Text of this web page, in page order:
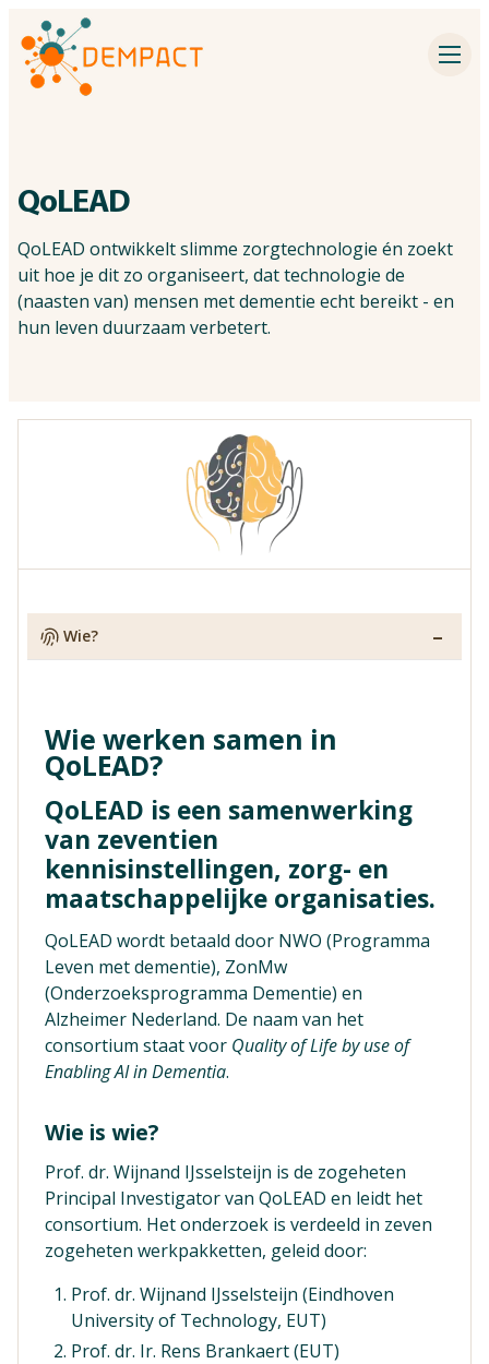
Impact partners
Dementia research
Contact
Vind jouw impactpartners
QoLEAD
QoLEAD ontwikkelt slimme zorgtechnologie én zoekt
uit hoe je dit zo organiseert, dat technologie de
(naasten van) mensen met dementie echt bereikt - en
hun leven duurzaam verbetert.
Wie?
Wie werken samen in
QoLEAD?
QoLEAD is een samenwerking
van zeventien
kennisinstellingen, zorg- en
maatschappelijke organisaties.
QoLEAD wordt betaald door NWO (Programma
Leven met dementie), ZonMw
(Onderzoeksprogramma Dementie) en
Alzheimer Nederland. De naam van het
consortium staat voor Quality of Life by use of
Enabling AI in Dementia.
Wie is wie?
Prof. dr. Wijnand IJsselsteijn is de zogeheten
Principal Investigator van QoLEAD en leidt het
consortium. Het onderzoek is verdeeld in zeven
zogeheten werkpakketten, geleid door:
Prof. dr. Wijnand IJsselsteijn (Eindhoven
University of Technology, EUT)
Prof. dr. Ir. Rens Brankaert (EUT)